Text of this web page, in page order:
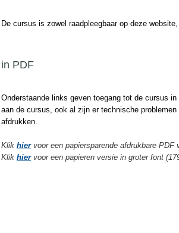
De cursus is zowel raadpleegbaar op deze
in PDF
Onderstaande links geven toegang tot de cursus
aan de cursus, ook al zijn er technische
afdrukken.
Klik hiervoor een papiersparende afdrukbare PDF
Klik hiervoor een papieren versie in groter font